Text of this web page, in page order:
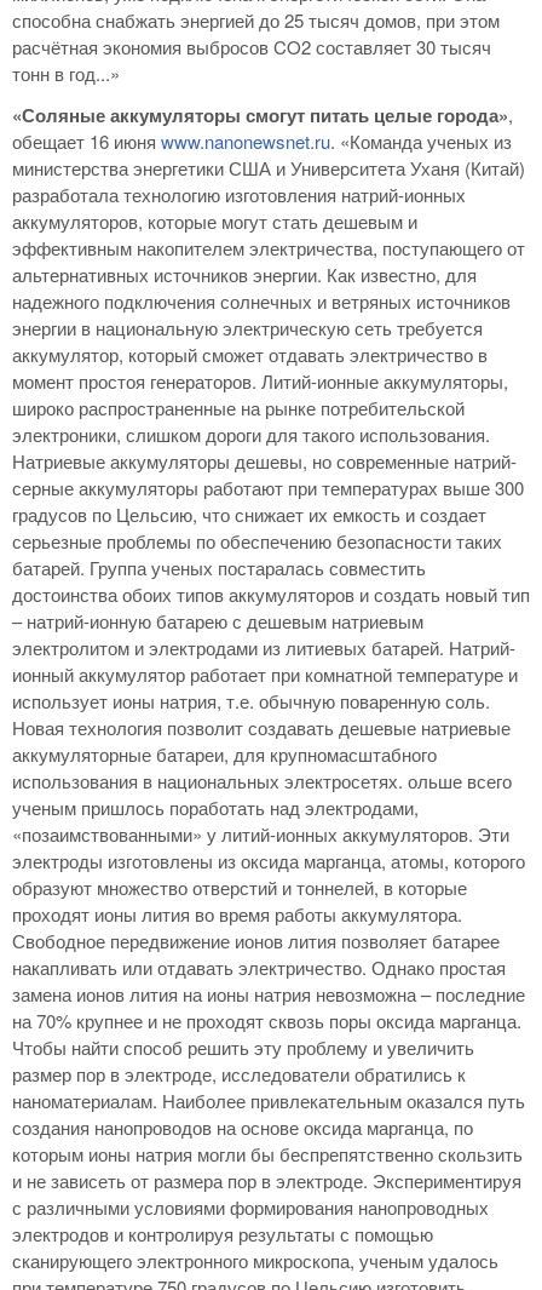
способна снабжать энергией до 25 тысяч домов, при этом
расчётная экономия выбросов CO2 составляет 30 тысяч
тонн в год...»
«Соляные аккумуляторы смогут питать целые города»,
обещает 16 июня www.nanonewsnet.ru. «Команда ученых из
министерства энергетики США и Университета Уханя (Китай)
разработала технологию изготовления натрий-ионных
аккумуляторов, которые могут стать дешевым и
эффективным накопителем электричества, поступающего от
альтернативных источников энергии. Как известно, для
надежного подключения солнечных и ветряных источников
энергии в национальную электрическую сеть требуется
аккумулятор, который сможет отдавать электричество в
момент простоя генераторов. Литий-ионные аккумуляторы,
широко распространенные на рынке потребительской
электроники, слишком дороги для такого использования.
Натриевые аккумуляторы дешевы, но современные натрий-
серные аккумуляторы работают при температурах выше 300
градусов по Цельсию, что снижает их емкость и создает
серьезные проблемы по обеспечению безопасности таких
батарей. Группа ученых постаралась совместить
достоинства обоих типов аккумуляторов и создать новый тип
– натрий-ионную батарею с дешевым натриевым
электролитом и электродами из литиевых батарей. Натрий-
ионный аккумулятор работает при комнатной температуре и
использует ионы натрия, т.е. обычную поваренную соль.
Новая технология позволит создавать дешевые натриевые
аккумуляторные батареи, для крупномасштабного
использования в национальных электросетях. ольше всего
ученым пришлось поработать над электродами,
«позаимствованными» у литий-ионных аккумуляторов. Эти
электроды изготовлены из оксида марганца, атомы, которого
образуют множество отверстий и тоннелей, в которые
проходят ионы лития во время работы аккумулятора.
Свободное передвижение ионов лития позволяет батарее
накапливать или отдавать электричество. Однако простая
замена ионов лития на ионы натрия невозможна – последние
на 70% крупнее и не проходят сквозь поры оксида марганца.
Чтобы найти способ решить эту проблему и увеличить
размер пор в электроде, исследователи обратились к
наноматериалам. Наиболее привлекательным оказался путь
создания нанопроводов на основе оксида марганца, по
которым ионы натрия могли бы беспрепятственно скользить
и не зависеть от размера пор в электроде. Экспериментируя
с различными условиями формирования нанопроводных
электродов и контролируя результаты с помощью
сканирующего электронного микроскопа, ученым удалось